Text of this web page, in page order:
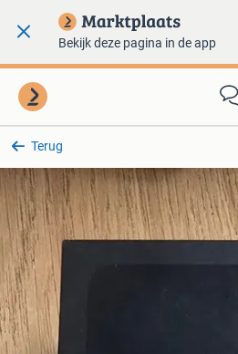
Bekijk deze pagina in de app
Terug